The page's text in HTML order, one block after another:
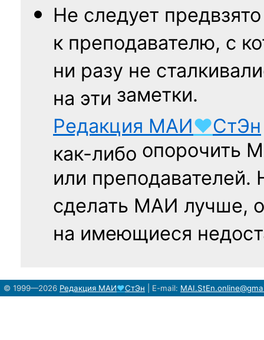
Не следует
к преподавателю, с
ни разу не
на эти заметки.
Редакция МАИ♥СтЭн
как-либо опорочить
или
сделать МАИ лучше,
на имеющиеся
© 1999—2026 Редакция МАИ♥СтЭн E-mail: